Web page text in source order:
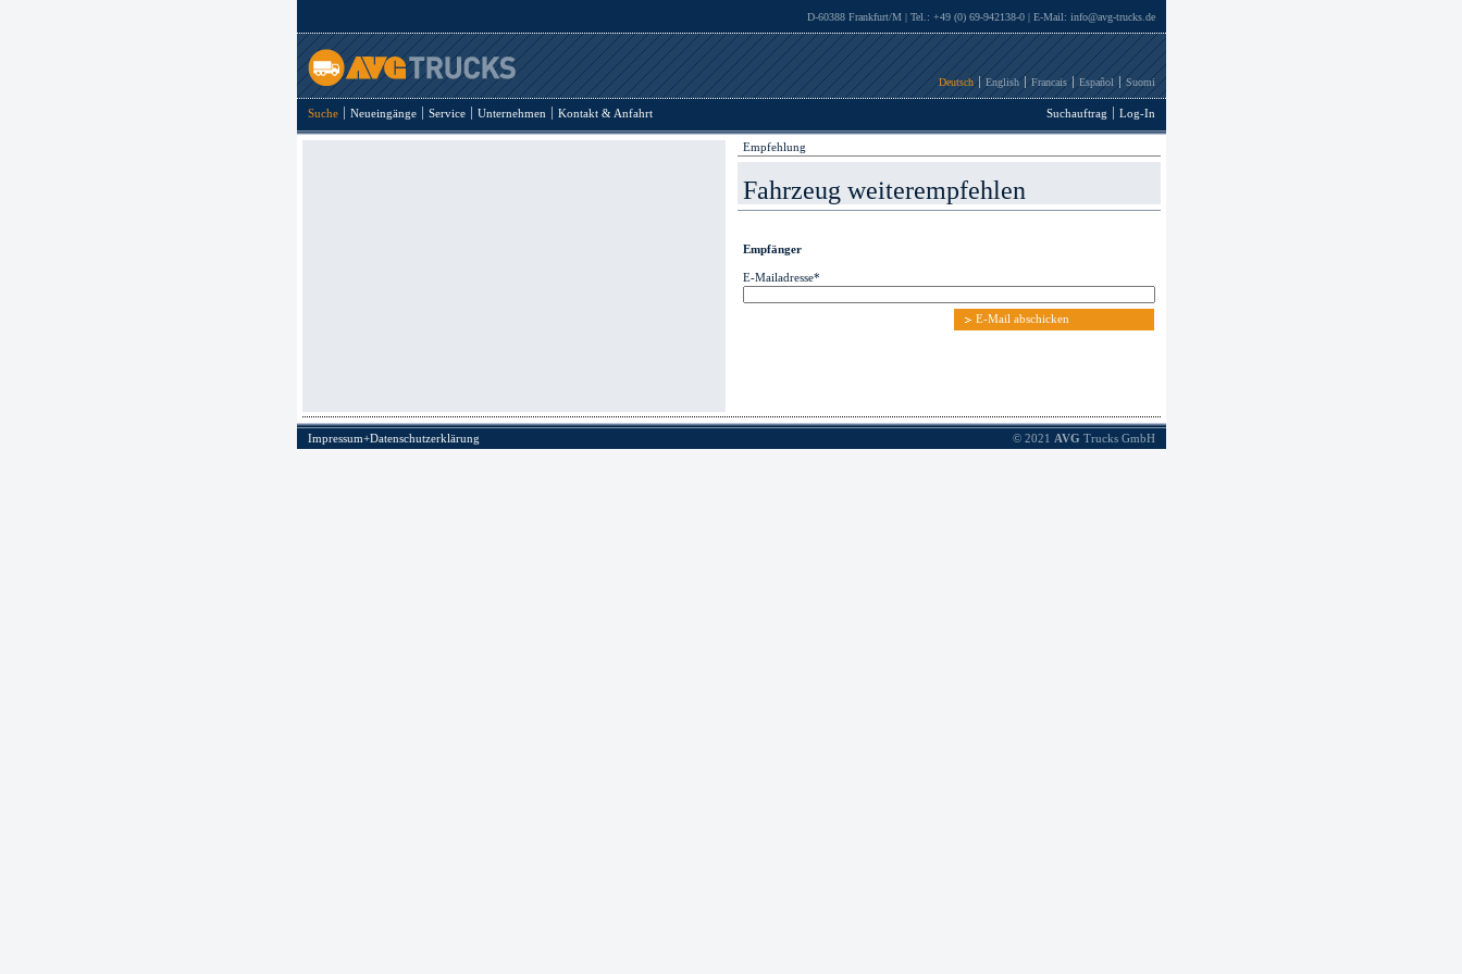
D-60388 Frankfurt/M | Tel.: +49 (0) 69-942138-0 | E-Mail: info@avg-trucks.de
Deutsch English Francais Español Suomi
Suche Neueingänge Service Unternehmen Kontakt & Anfahrt Suchauftrag Log-In
Empfehlung
Fahrzeug weiterempfehlen
Empfänger
E-Mailadresse*
E-Mail abschicken
Impressum+Datenschutzerklärung © 2021 AVG Trucks GmbH